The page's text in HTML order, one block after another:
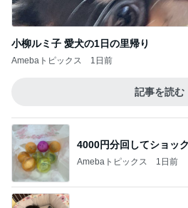
4000円分回してショッ
Amebaトピックス 1日前
Amebaトピックス 1日前
キープか増配を約束す
Amebaトピックス 2日前